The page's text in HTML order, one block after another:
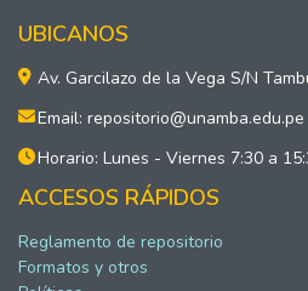
UBICANOS
Av. Garcilazo de la Vega S/N
Email: repositorio@unamba.edu.pe
Horario: Lunes - Viernes 7:30 a
ACCESOS RÁPIDOS
Reglamento de repositorio
Formatos y otros